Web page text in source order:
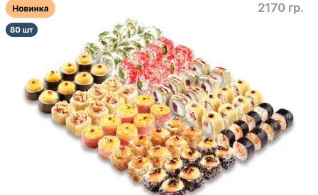
2170 гр.